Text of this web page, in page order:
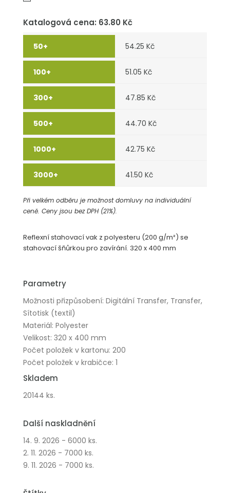
Katalogová cena: 63.80 Kč
54.25 Kč
51.05 Kč
47.85 Kč
44.70 Kč
42.75 Kč
41.50 Kč
Při velkém odběru je možnost domluvy na individuální
ceně. Ceny jsou bez DPH (21%).
Reflexní stahovací vak z polyesteru (200 g/m²) se
stahovací šňůrkou pro zavírání. 320 x 400 mm
Parametry
Možnosti přizpůsobení: Digitální Transfer, Transfer,
Sítotisk (textil)
Materiál: Polyester
Velikost: 320 x 400 mm
Počet položek v kartonu: 200
Počet položek v krabičce: 1
Skladem
20144 ks.
Další naskladnění
14. 9. 2026 - 6000 ks.
2. 11. 2026 - 7000 ks.
9. 11. 2026 - 7000 ks.